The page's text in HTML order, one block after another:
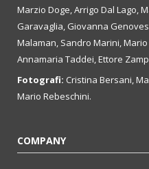
Marzio Doge, Arrigo Dal Lago,
Garavaglia, Giovanna
Malaman, Sandro Marini,
Annamaria Taddei, Ettore
Fotografi: Cristina Bersani,
Mario Rebeschini.
COMPANY